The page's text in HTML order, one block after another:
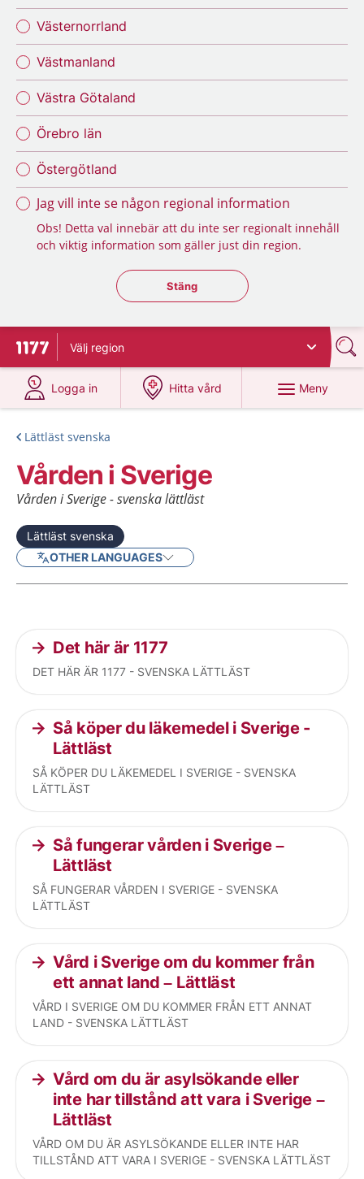
Västernorrland
Västmanland
Västra Götaland
Örebro län
Östergötland
Jag vill inte se någon regional information
Obs! Detta val innebär att du inte ser regionalt innehåll
och viktig information som gäller just din region.
Stäng regionsväljaren
Stäng
Till startsidan för 1177
Välj region
Logga in
på 1177.se
Hitta vård
på 1177.se
Meny
Lättläst svenska
Vården i Sverige
Vården i Sverige - svenska lättläst
Lättläst svenska
OTHER LANGUAGES
Current articles
Det här är 1177
DET HÄR ÄR 1177 - SVENSKA LÄTTLÄST
Så köper du läkemedel i Sverige -
Lättläst
SÅ KÖPER DU LÄKEMEDEL I SVERIGE - SVENSKA
LÄTTLÄST
Så fungerar vården i Sverige –
Lättläst
SÅ FUNGERAR VÅRDEN I SVERIGE - SVENSKA
LÄTTLÄST
Vård i Sverige om du kommer från
ett annat land – Lättläst
VÅRD I SVERIGE OM DU KOMMER FRÅN ETT ANNAT
LAND - SVENSKA LÄTTLÄST
Vård om du är asylsökande eller
inte har tillstånd att vara i Sverige –
Lättläst
VÅRD OM DU ÄR ASYLSÖKANDE ELLER INTE HAR
TILLSTÅND ATT VARA I SVERIGE - SVENSKA LÄTTLÄST